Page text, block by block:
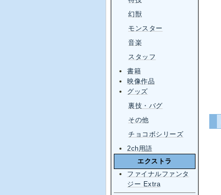
幻獣
モンスター
音楽
スタッフ
書籍
映像作品
グッズ
裏技・バグ
その他
チョコボシリーズ
2ch用語
エクストラ
ファイナルファンタ
ジー Extra